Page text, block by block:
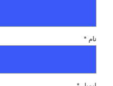
نام *